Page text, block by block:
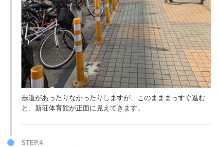
歩道があったりなかったりしますが、このまままっすぐ進む
と、新荘体育館が正面に見えてきます。
STEP.4